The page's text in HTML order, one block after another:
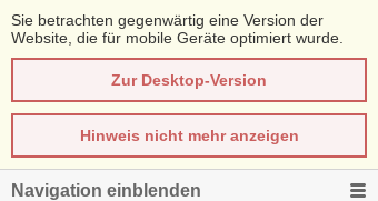
Sie betrachten gegenwärtig eine Version der
Website, die für mobile Geräte optimiert wurde.
Zur Desktop-Version
Hinweis nicht mehr anzeigen
Navigation einblenden